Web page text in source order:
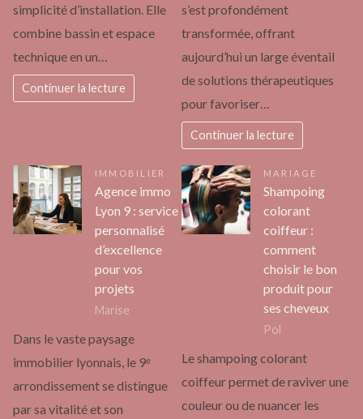
simplicité d’installation. Elle
combine bassin et espace
technique en un…
Continuer la lecture
s’est profondément
transformée, offrant
aujourd’hui un large éventail
de solutions thérapeutiques
pour favoriser…
Continuer la lecture
IMMOBILIER
Agence immo
Lyon 9 : service
personnalisé
d’excellence
pour vos
projets
Marise
Dans le vaste paysage
immobilier lyonnais, le 9ᵉ
arrondissement se distingue
par sa vitalité et son
MARIAGE
Shampoing
colorant
coiffeur :
comment
choisir le bon
produit pour
ses cheveux
Pol
Le shampoing colorant
coiffeur permet de raviver une
couleur ou de nuancer les